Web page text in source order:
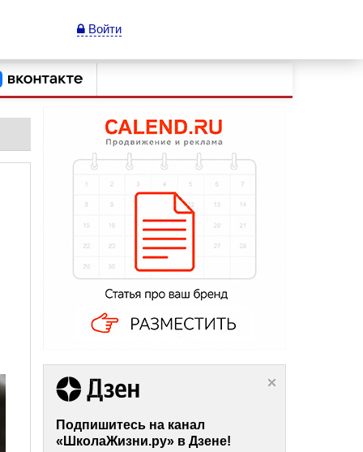
Войти
Подпишитесь на канал
«ШколаЖизни.ру» в Дзене!